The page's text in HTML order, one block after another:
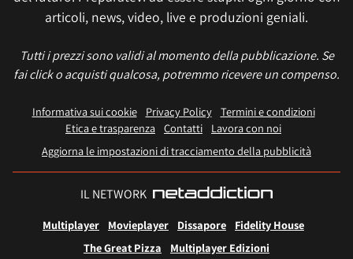
articoli, news, video, live e produzioni geniali.
Tutti i prezzi sono validi al momento della pubblicazione. Se
fai click o acquisti qualcosa, potremmo ricevere un compenso.
Informativa sui cookie Privacy Policy
Termini e condizioni
Etica e trasparenza Contatti
Lavora con noi
Aggiorna le impostazioni di tracciamento della pubblicità
IL NETWORK
Multiplayer Movieplayer Dissapore
Fidelity House
The Great Pizza
Multiplayer Edizioni